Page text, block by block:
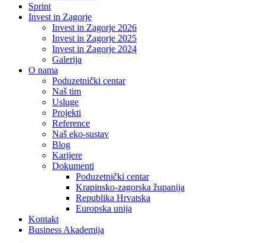
Sprint
Invest in Zagorje
Invest in Zagorje 2026
Invest in Zagorje 2025
Invest in Zagorje 2024
Galerija
O nama
Poduzetnički centar
Naš tim
Usluge
Projekti
Reference
Naš eko-sustav
Blog
Karijere
Dokumenti
Poduzetnički centar
Krapinsko-zagorska županija
Republika Hrvatska
Europska unija
Kontakt
Business Akademija